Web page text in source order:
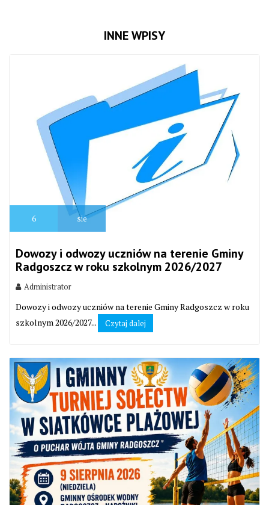
INNE WPISY
6 sie
Dowozy i odwozy uczniów na terenie Gminy
Radgoszcz w roku szkolnym 2026/2027
Administrator
Dowozy i odwozy uczniów na terenie Gminy Radgoszcz w roku
szkolnym 2026/2027...
Czytaj dalej